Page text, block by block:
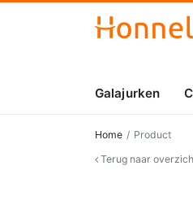
Galajurken
Home
Product
Terug naar